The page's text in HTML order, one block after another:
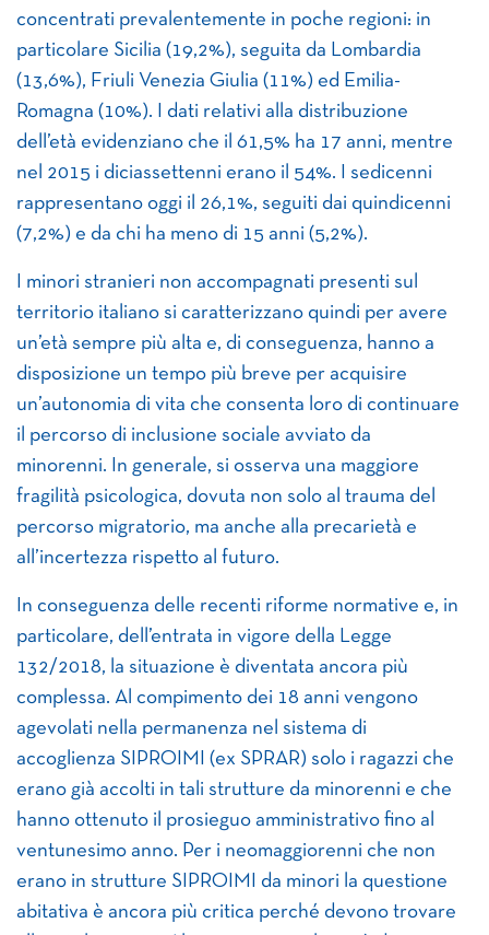
concentrati prevalentemente in poche regioni: in
particolare Sicilia (19,2%), seguita da Lombardia
(13,6%), Friuli Venezia Giulia (11%) ed Emilia-
Romagna (10%). I dati relativi alla distribuzione
dell’età evidenziano che il 61,5% ha 17 anni, mentre
nel 2015 i diciassettenni erano il 54%. I sedicenni
rappresentano oggi il 26,1%, seguiti dai quindicenni
(7,2%) e da chi ha meno di 15 anni (5,2%).
I minori stranieri non accompagnati presenti sul
territorio italiano si caratterizzano quindi per avere
un’età sempre più alta e, di conseguenza, hanno a
disposizione un tempo più breve per acquisire
un’autonomia di vita che consenta loro di continuare
il percorso di inclusione sociale avviato da
minorenni. In generale, si osserva una maggiore
fragilità psicologica, dovuta non solo al trauma del
percorso migratorio, ma anche alla precarietà e
all’incertezza rispetto al futuro.
In conseguenza delle recenti riforme normative e, in
particolare, dell’entrata in vigore della Legge
132/2018, la situazione è diventata ancora più
complessa. Al compimento dei 18 anni vengono
agevolati nella permanenza nel sistema di
accoglienza SIPROIMI (ex SPRAR) solo i ragazzi che
erano già accolti in tali strutture da minorenni e che
hanno ottenuto il prosieguo amministrativo fino al
ventunesimo anno. Per i neomaggiorenni che non
erano in strutture SIPROIMI da minori la questione
abitativa è ancora più critica perché devono trovare